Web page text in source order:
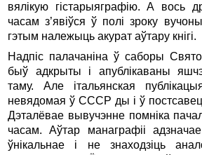
вялікую гістарыяграфію. А вось
часам з’явіўся ў полі зроку
гэтым належыць акурат аўтару кнігі.
Надпіс палачаніна ў саборы
быў адкрыты і апублікаваны
таму. Але італьянская
невядомая ў СССР ды і ў
Дэталёвае вывучэнне помніка
часам. Аўтар манаграфіі
ўнікальнае і не знаходзіць